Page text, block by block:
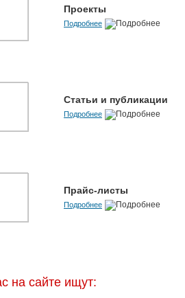
Проекты
Подробнее
Статьи и публикации
Подробнее
Прайс-листы
Подробнее
на сайте ищут: